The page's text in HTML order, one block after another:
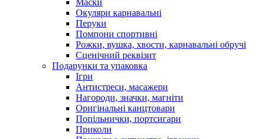
Маски
Окуляри карнавальні
Перуки
Помпони спортивні
Рожки, вушка, хвости, карнавальні обручі
Сценічний реквізит
Подарунки та упаковка
Ігри
Антистреси, масажери
Нагороди, значки, магніти
Оригінальні канцтовари
Попільнички, портсигари
Приколи